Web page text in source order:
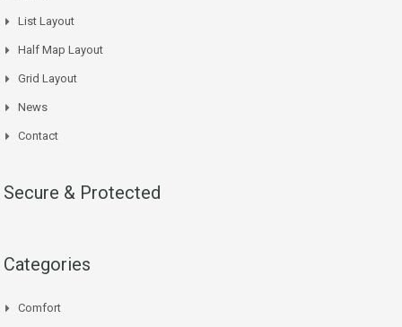
List Layout
Half Map Layout
Grid Layout
News
Contact
Secure & Protected
Categories
Comfort